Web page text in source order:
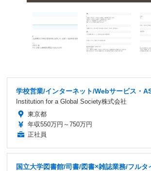
学校営業/インターネット/Webサービス・
Institution for a Global Society株式会社
東京都
年収550万円～750万円
正社員
国立大学図書館/司書/図書×雑誌業務/フルタ